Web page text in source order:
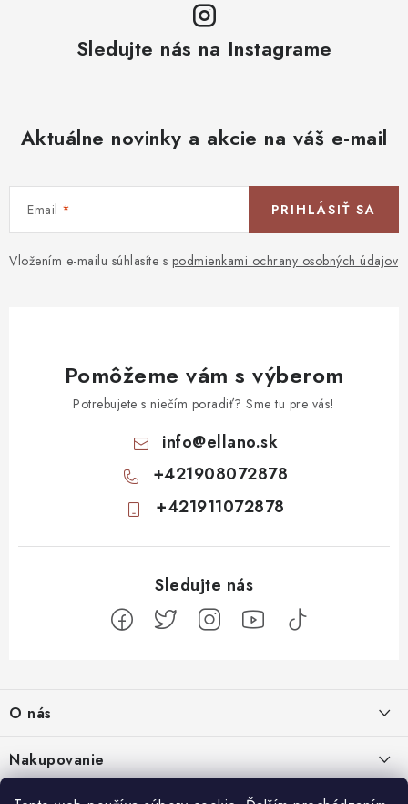
Sledujte nás na Instagrame
Aktuálne novinky a akcie na váš e-mail
Email
Vložením e-mailu súhlasíte s podmienkami ochrany osobných údajov
PRIHLÁSIŤ SA
Pomôžeme vám s výberom
Potrebujete s niečím poradiť? Sme tu pre vás!
info@ellano.sk
+421908072878
+421911072878
p
ä
t
O nás
Kontakty
Profil firmy
Nakupovanie
Odstúpiť od zmluvy